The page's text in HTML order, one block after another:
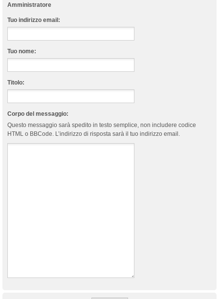
Amministratore
Tuo indirizzo email:
Tuo nome:
Titolo:
Corpo del messaggio:
Questo messaggio sarà spedito in testo semplice, non includere codice
HTML o BBCode. L’indirizzo di risposta sarà il tuo indirizzo email.